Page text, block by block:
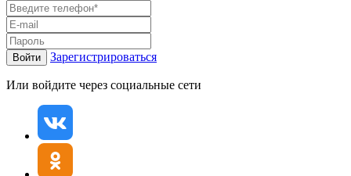
Войти Зарегистрироваться
Или войдите через социальные сети